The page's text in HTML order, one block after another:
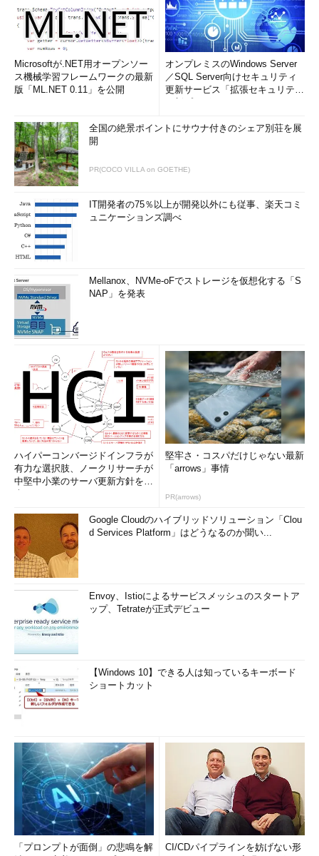
Microsoftが.NET用オープンソー
ス機械学習フレームワークの最新
版「ML.NET 0.11」を公開
オンプレミスのWindows Server
／SQL Server向けセキュリティ
更新サービス「拡張セキュリティ
全国の絶景ポイントにサウナ付きのシェア別荘を展
開
PR(COCO VILLA on GOETHE)
IT開発者の75％以上が開発以外にも従事、楽天コミ
ュニケーションズ調べ
Mellanox、NVMe-oFでストレージを仮想化する「S
NAP」を発表
ハイパーコンバージドインフラが
有力な選択肢、ノークリサーチが
中堅中小業のサーバ更新方針を調
堅牢さ・コスパだけじゃない最新
「arrows」事情
PR(arrows)
Google Cloudのハイブリッドソリューション「Clou
d Services Platform」はどうなるのか聞い...
Envoy、Istioによるサービスメッシュのスタートア
ップ、Tetrateが正式デビュー
【Windows 10】できる人は知っているキーボード
ショートカット
「プロンプトが面倒」の悲鳴を解
CI/CDパイプラインを妨げない形